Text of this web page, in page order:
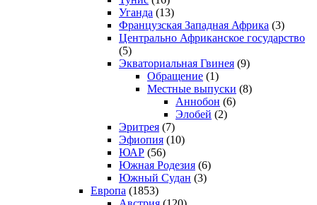
Уганда (13)
Французская Западная Африка (3)
Центрально Африканское государство
(5)
Экваториальная Гвинея (9)
Обращение (1)
Местные выпуски (8)
Аннобон (6)
Элобей (2)
Эритрея (7)
Эфиопия (10)
ЮАР (56)
Южная Родезия (6)
Южный Судан (3)
Европа (1853)